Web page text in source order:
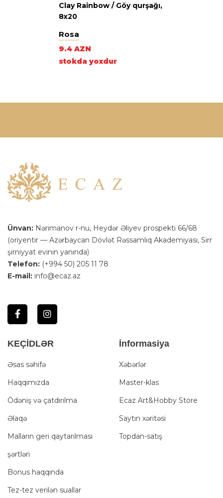
Clay Rainbow / Göy qurşağı,
8x20
Rosa
9.4 AZN
stokda yoxdur
Ünvan: Nərimanov r-nu, Heydər Əliyev prospekti 66/68
(oriyentir — Azərbaycan Dövlət Rəssamlıq Akademiyası, Sirr
şirniyyat evinin yanında)
Telefon: (+994 50) 205 11 78
E-mail: info@ecaz.az
KEÇİDLƏR
Əsas səhifə
Haqqımızda
Ödəniş və çatdırılma
Əlaqə
Malların geri qaytarılması
şərtləri
Bonus haqqında
Tez-tez verilən suallar
İnformasiya
Xəbərlər
Master-klas
Ecaz Art&Hobby Store
Saytın xəritəsi
Topdan-satış